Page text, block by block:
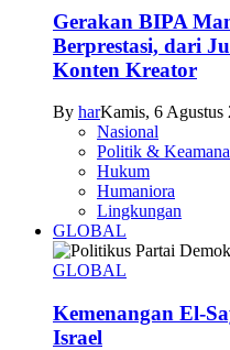
Gerakan BIPA
Berprestasi, dari
Konten Kreator
By harKamis, 6 Agustus
Nasional
Politik &
Hukum
Humaniora
Lingkungan
GLOBAL
GLOBAL
Kemenangan El-
Israel